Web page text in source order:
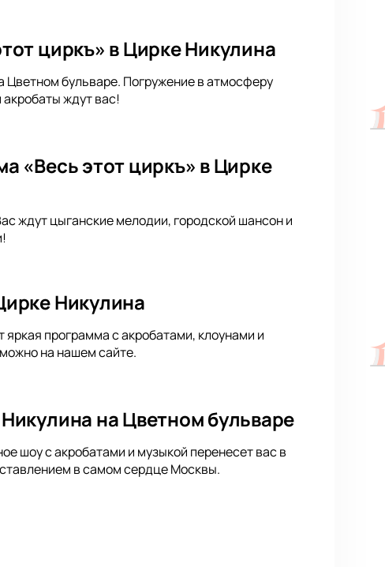
циркъ» в Цирке Никулина
Цветном бульваре. Погружение в атмосферу
ждут вас!
«Весь этот циркъ» в Цирке
ждут цыганские мелодии, городской шансон и
Никулина
программа с акробатами, клоунами и
на нашем сайте.
на Цветном бульваре
шоу с акробатами и музыкой перенесет вас в
в самом сердце Москвы.